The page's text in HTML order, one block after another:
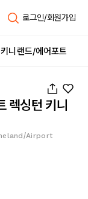
로그인/회원가입
니랜드/에어포트
렉싱턴 키니
Airport